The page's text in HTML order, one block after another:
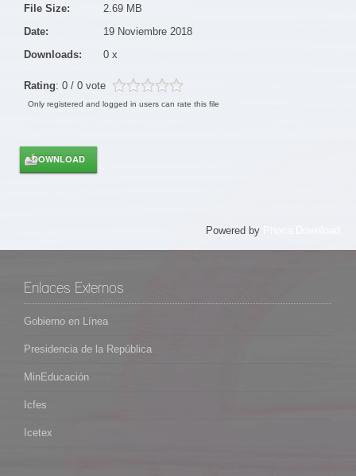
File Size:
2.69 MB
Date:
19 Noviembre 2018
Downloads:
0 x
Rating: 0 / 0 vote
Only registered and logged in users can rate this file
Powered by
Enlaces Externos
Gobierno en Línea
Presidencia de la República
MinEducación
Icfes
Icetex